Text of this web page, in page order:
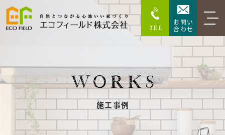
TEL
お問い
合わせ
WORKS
施工事例